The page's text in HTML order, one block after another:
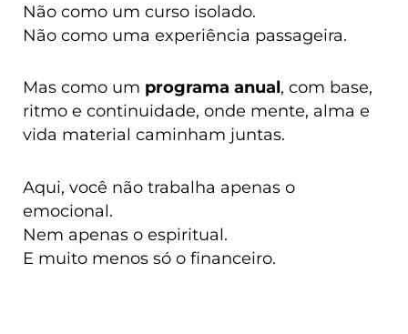
Não como um curso isolado.
Não como uma experiência passageira.
Mas como um programa anual, com base,
ritmo e continuidade, onde mente, alma e
vida material caminham juntas.
Aqui, você não trabalha apenas o
emocional.
Nem apenas o espiritual.
E muito menos só o financeiro.